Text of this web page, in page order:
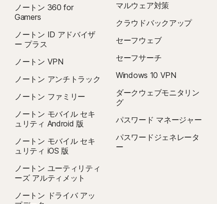
ノートン 360 for
Gamers
ノートン ID アドバイザ
ー プラス
ノートン VPN
ノートン アンチトラック
ノートン ファミリー
ノートン モバイル セキ
ュリティ Android 版
ノートン モバイル セキ
ュリティ iOS 版
ノートン ユーティリティ
ーズ アルティメット
ノートン ドライバ アッ
マルウェア対策
クラウドバックアップ
セーフウェブ
セーフサーチ
Windows 10 VPN
ダークウェブモニタリン
グ
パスワード マネージャー
パスワードジェネレータ
ー